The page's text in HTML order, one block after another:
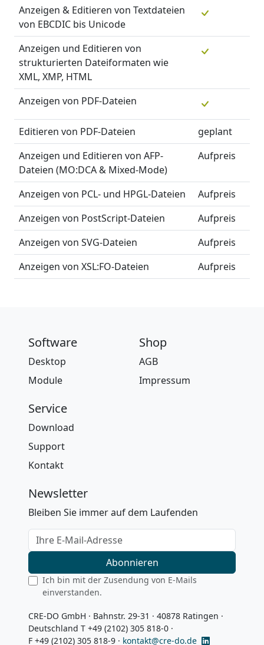
Anzeigen & Editieren von Textdateien
von EBCDIC bis Unicode
Anzeigen und Editieren von
strukturierten Dateiformaten wie
XML, XMP, HTML
Anzeigen von PDF-Dateien
Editieren von PDF-Dateien
geplant
Anzeigen und Editieren von AFP-
Dateien (MO:DCA & Mixed-Mode)
Aufpreis
Anzeigen von PCL- und HPGL-Dateien
Aufpreis
Anzeigen von PostScript-Dateien
Aufpreis
Anzeigen von SVG-Dateien
Aufpreis
Anzeigen von XSL:FO-Dateien
Aufpreis
Software
Desktop
Module
Shop
AGB
Impressum
Service
Download
Support
Kontakt
Newsletter
Bleiben Sie immer auf dem Laufenden
Ihre E-Mail-Adresse
Abonnieren
Ich bin mit der Zusendung von E-Mails
einverstanden.
CRE-DO GmbH · Bahnstr. 29-31 · 40878 Ratingen ·
Deutschland T +49 (2102) 305 818-0 ·
F +49 (2102) 305 818-9 · kontakt@cre-do.de